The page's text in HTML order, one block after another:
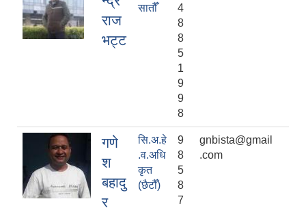
राज
भट्ट
सातौँ
4
8
8
5
1
9
9
8
गणे
श
बहादु
र
सि.अ.हे
.व.अधि
कृत
(छैटौँ)
9
8
5
8
7
gnbista@gmail
.com